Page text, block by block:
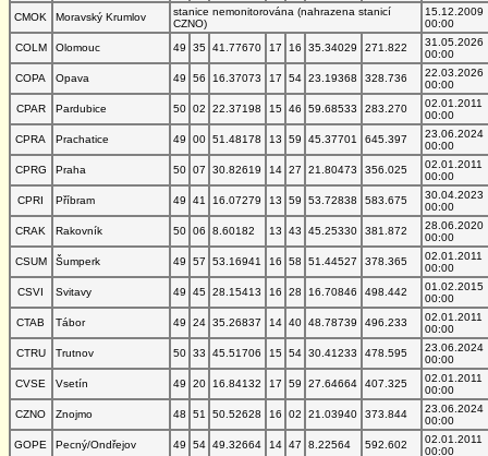
CMOK
Moravský Krumlov
stanice nemonitorována (nahrazena stanicí
CZNO)
15.12.2009
00:00
COLM
Olomouc 49 35 41.77670 17 16 35.34029 271.822
31.05.2026
00:00
COPA
Opava 49 56 16.37073 17 54 23.19368 328.736
22.03.2026
00:00
CPAR
Pardubice 50 02 22.37198 15 46 59.68533 283.270
02.01.2011
00:00
CPRA
Prachatice 49 00 51.48178 13 59 45.37701 645.397
23.06.2024
00:00
CPRG
Praha 50 07 30.82619 14 27 21.80473 356.025
02.01.2011
00:00
CPRI
Příbram 49 41 16.07279 13 59 53.72838 583.675
30.04.2023
00:00
CRAK
Rakovník 50 06 8.60182 13 43 45.25330 381.872
28.06.2020
00:00
CSUM
Šumperk 49 57 53.16941 16 58 51.44527 378.365
02.01.2011
00:00
CSVI
Svitavy 49 45 28.15413 16 28 16.70846 498.442
01.02.2015
00:00
CTAB
Tábor 49 24 35.26837 14 40 48.78739 496.233
02.01.2011
00:00
CTRU
Trutnov 50 33 45.51706 15 54 30.41233 478.595
23.06.2024
00:00
CVSE
Vsetín 49 20 16.84132 17 59 27.64664 407.325
02.01.2011
00:00
CZNO
Znojmo 48 51 50.52628 16 02 21.03940 373.844
23.06.2024
00:00
GOPE
Pecný/Ondřejov 49 54 49.32664 14 47 8.22564 592.602
02.01.2011
00:00